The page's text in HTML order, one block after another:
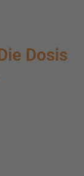
Dosis